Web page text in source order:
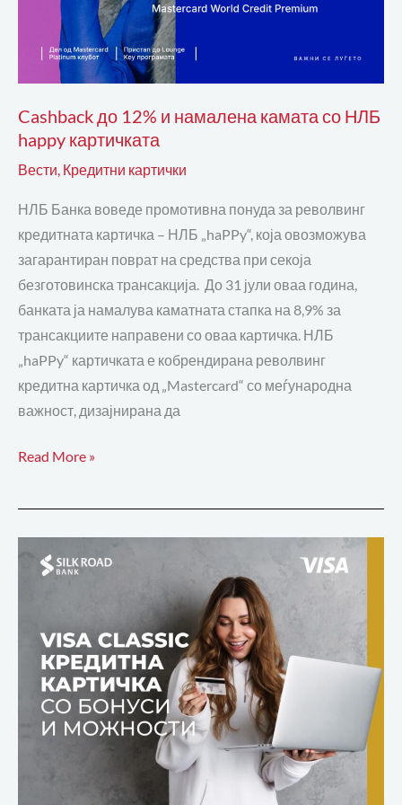
Cashback до 12% и намалена камата со НЛБ
happy картичката
Вести, Кредитни картички
НЛБ Банка воведе промотивна понуда за револвинг
кредитната картичка – НЛБ „haPPy“, која овозможува
загарантиран поврат на средства при секоја
безготовинска трансакција. До 31 јули оваа година,
банката ја намалува каматната стапка на 8,9% за
трансакциите направени со оваа картичка. НЛБ
„haPPy“ картичката е кобрендирана револвинг
кредитна картичка од „Mastercard“ со меѓународна
важност, дизајнирана да
Read More »
classic
Силк
роуд